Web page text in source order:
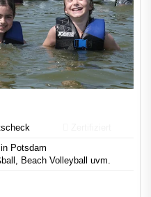
Potsdam
Beach Volleyball uvm.